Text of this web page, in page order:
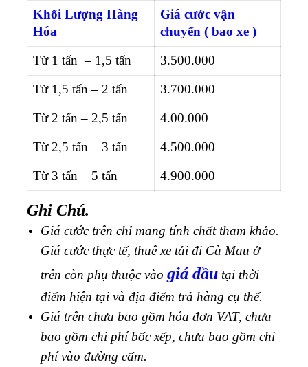
Khối Lượng Hàng
Hóa
Giá cước vận
chuyển ( bao xe )
Từ 1 tấn – 1,5 tấn
3.500.000
Từ 1,5 tấn – 2 tấn
3.700.000
Từ 2 tấn – 2,5 tấn
4.00.000
Từ 2,5 tấn – 3 tấn
4.500.000
Từ 3 tấn – 5 tấn
4.900.000
Ghi Chú.
Giá cước trên chỉ mang tính chất tham khảo.
Giá cước thực tế, thuê xe tải đi Cà Mau ở
trên còn phụ thuộc vào giá dầu tại thời
điểm hiện tại và địa điểm trả hàng cụ thể.
Giá trên chưa bao gồm hóa đơn VAT, chưa
bao gồm chi phí bốc xếp, chưa bao gồm chi
phí vào đường cấm.